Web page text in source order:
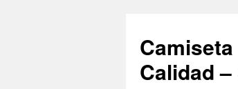
Calidad